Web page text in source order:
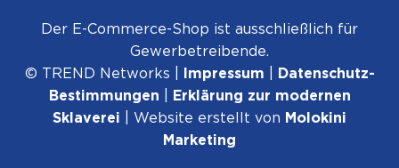
Der E-Commerce-Shop ist ausschließlich für
Gewerbetreibende.
© TREND Networks |
Impressum
Datenschutz-
Bestimmungen
Erklärung zur modernen
Sklaverei | Website erstellt von Molokini
Marketing